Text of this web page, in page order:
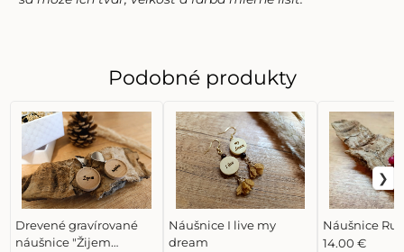
Podobné produkty
Drevené gravírované
náušnice "Žijem
Náušnice I live my
dream
Náušnice
14.00 €